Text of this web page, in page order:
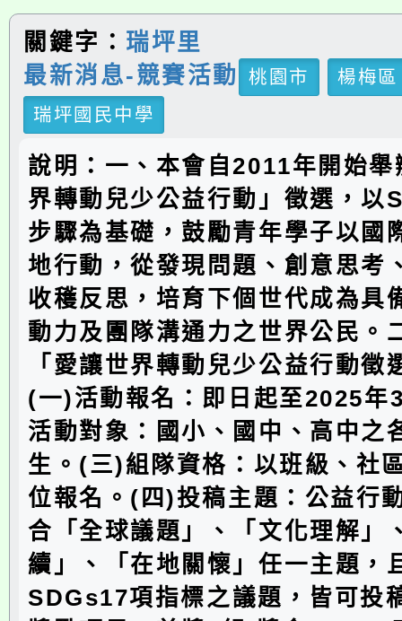
關鍵字： 瑞坪里
最新消息-競賽活動
桃園市
楊梅區
瑞坪國民中學
說明：一、本會自2011年開始舉
界轉動兒少公益行動」徵選，以
步驟為基礎，鼓勵青年學子以國
地行動，從發現問題、創意思考
收穫反思，培育下個世代成為具
動力及團隊溝通力之世界公民。
「愛讓世界轉動兒少公益行動徵
(一)活動報名：即日起至2025年
活動對象：國小、國中、高中之
生。(三)組隊資格：以班級、社
位報名。(四)投稿主題：公益行
合「全球議題」、「文化理解」
續」、「在地關懷」任一主題，
SDGs17項指標之議題，皆可投